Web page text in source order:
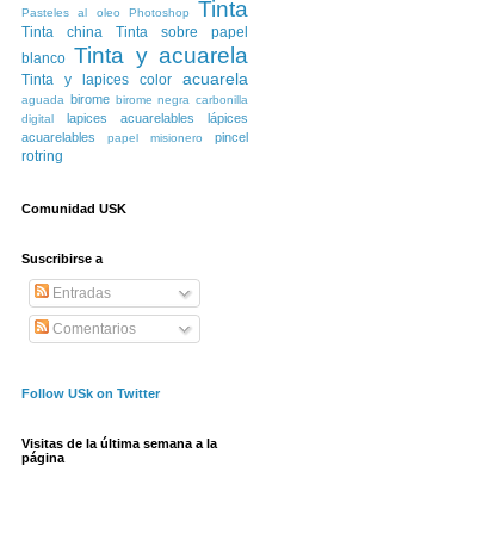
Pasteles al oleo
Photoshop Tinta
Tinta china
Tinta sobre papel
blanco Tinta y acuarela
Tinta y lapices color acuarela
aguada birome birome negra carbonilla
digital
lapices acuarelables
lápices
acuarelables
papel misionero pincel
rotring
Comunidad USK
Suscribirse a
Entradas
Comentarios
Follow USk on Twitter
Visitas de la última semana a la
página